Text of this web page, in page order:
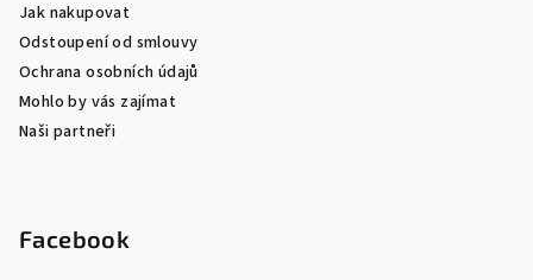
Jak nakupovat
Odstoupení od smlouvy
Ochrana osobních údajů
Mohlo by vás zajímat
Naši partneři
Facebook